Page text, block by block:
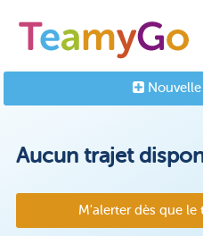
Aucun trajet
M'alerter dès que